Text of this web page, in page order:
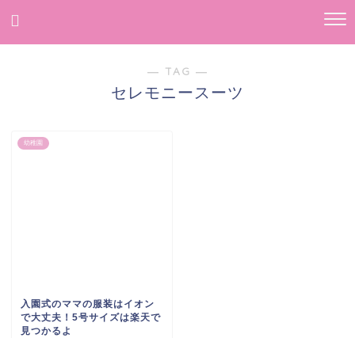
― TAG ―
セレモニースーツ
幼稚園
入園式のママの服装はイオン
で大丈夫！5号サイズは楽天で
見つかるよ